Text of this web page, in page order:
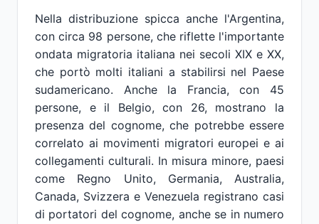
Nella distribuzione spicca anche l'Argentina,
con circa 98 persone, che riflette l'importante
ondata migratoria italiana nei secoli XIX e XX,
che portò molti italiani a stabilirsi nel Paese
sudamericano. Anche la Francia, con 45
persone, e il Belgio, con 26, mostrano la
presenza del cognome, che potrebbe essere
correlato ai movimenti migratori europei e ai
collegamenti culturali. In misura minore, paesi
come Regno Unito, Germania, Australia,
Canada, Svizzera e Venezuela registrano casi
di portatori del cognome, anche se in numero